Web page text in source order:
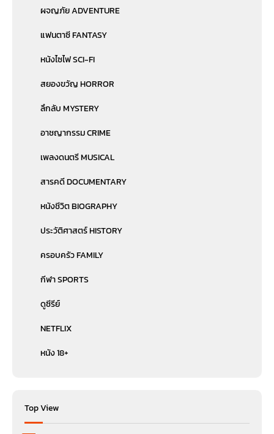
ผจญภัย ADVENTURE
แฟนตาซี FANTASY
หนังไซไฟ SCI-FI
สยองขวัญ HORROR
ลึกลับ MYSTERY
อาชญากรรม CRIME
เพลงดนตรี MUSICAL
สารคดี DOCUMENTARY
หนังชีวิต BIOGRAPHY
ประวัติศาสตร์ HISTORY
ครอบครัว FAMILY
กีฬา SPORTS
ดูซีรีย์
NETFLIX
หนัง 18+
Top View